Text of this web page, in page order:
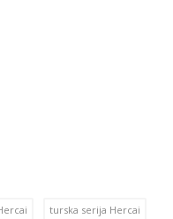
turska serija Hercai